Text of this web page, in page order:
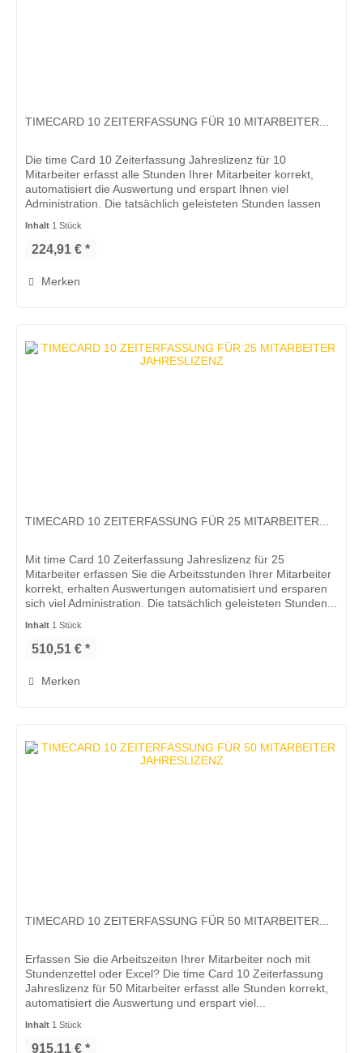
TIMECARD 10 ZEITERFASSUNG FÜR 10 MITARBEITER...
Die time Card 10 Zeiterfassung Jahreslizenz für 10
Mitarbeiter erfasst alle Stunden Ihrer Mitarbeiter korrekt,
automatisiert die Auswertung und erspart Ihnen viel
Administration. Die tatsächlich geleisteten Stunden lassen
Inhalt 1 Stück
224,91 € *
Merken
TIMECARD 10 ZEITERFASSUNG FÜR 25 MITARBEITER...
Mit time Card 10 Zeiterfassung Jahreslizenz für 25
Mitarbeiter erfassen Sie die Arbeitsstunden Ihrer Mitarbeiter
korrekt, erhalten Auswertungen automatisiert und ersparen
sich viel Administration. Die tatsächlich geleisteten Stunden...
Inhalt 1 Stück
510,51 € *
Merken
TIMECARD 10 ZEITERFASSUNG FÜR 50 MITARBEITER...
Erfassen Sie die Arbeitszeiten Ihrer Mitarbeiter noch mit
Stundenzettel oder Excel? Die time Card 10 Zeiterfassung
Jahreslizenz für 50 Mitarbeiter erfasst alle Stunden korrekt,
automatisiert die Auswertung und erspart viel...
Inhalt 1 Stück
915,11 € *